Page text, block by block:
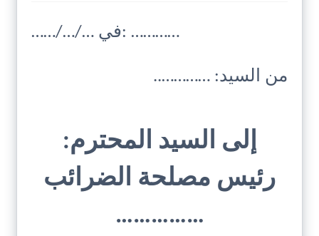
……/…/… في: …………
من السيد: …………..
إلى السيد المحترم:
رئيس مصلحة الضرائب
……………